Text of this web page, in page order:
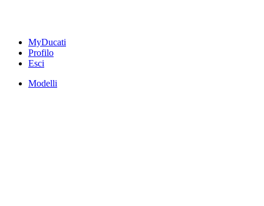
MyDucati
Profilo
Esci
Modelli